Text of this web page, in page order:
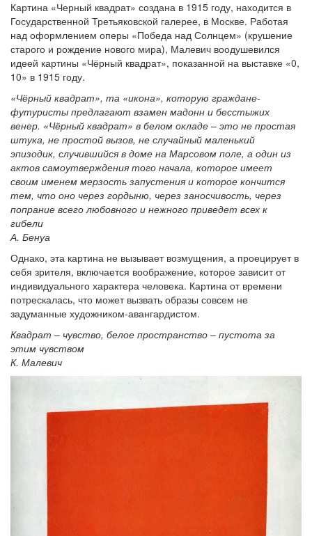
Картина «Черный квадрат» создана в 1915 году, находится в
Государственной Третьяковской галерее, в Москве. Работая
над оформлением оперы «Победа над Солнцем» (крушение
старого и рождение нового мира), Малевич воодушевился
идеей картины «Чёрный квадрат», показанной на выставке «0,
10» в 1915 году.
«Чёрный квадрат», та «икона», которую граждане-
футуристы предлагают взамен мадонн и бесстыжих
венер. «Чёрный квадрат» в белом окладе – это не простая
штука, не простой вызов, не случайный маленький
эпизодик, случившийся в доме на Марсовом поле, а один из
актов самоутверждения того начала, которое имеет
своим именем мерзость запустения и которое кончится
тем, что оно через гордыню, через заносчивость, через
попрание всего любовного и нежного приведет всех к
гибели
А. Бенуа
Однако, эта картина не вызывает возмущения, а проецирует в
себя зрителя, включается воображение, которое зависит от
индивидуального характера человека. Картина от времени
потрескалась, что может вызвать образы совсем не
задуманные художником-авангардистом.
Квадрат – чувство, белое пространство – пустота за
этим чувством
К. Малевич